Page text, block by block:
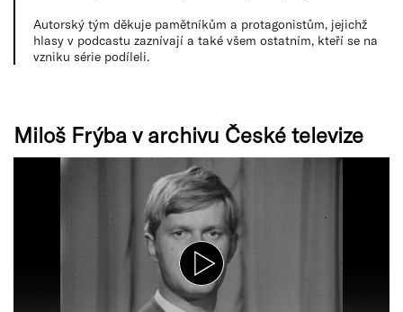
Autorský tým děkuje pamětníkům a protagonistům, jejichž
hlasy v podcastu zaznívají a také všem ostatním, kteří se na
vzniku série podíleli.
Miloš Frýba v archivu České televize